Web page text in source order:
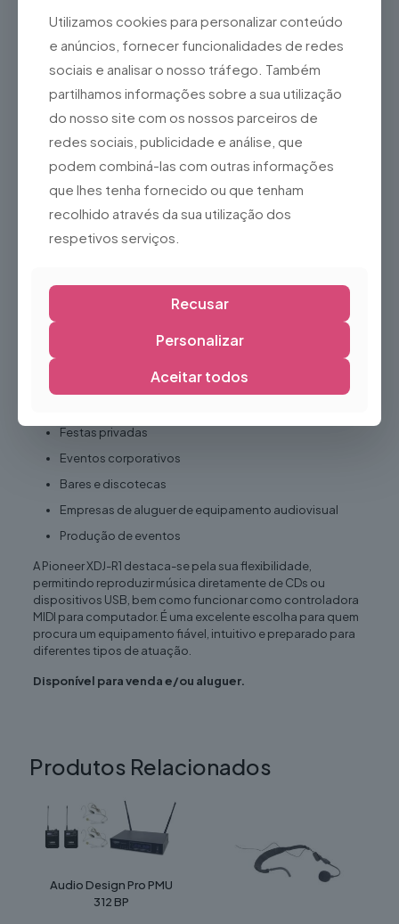
Marca:Pioneer DJ
Modelo:XDJ-R1
Canais: 2
Suportes:CD, CD-R/RW, USB
Formatos de áudio:MP3, AAC, WAV, AIFF
Interface USB:Sim
Controlo MIDI/HID:Sim
Software compatível:rekordbox e software DJ
compatível com MIDI
Saídas:XLR Balanceada, RCA Master e Booth
Ideal para
DJs profissionais
Festas privadas
Eventos corporativos
Bares e discotecas
Empresas de aluguer de equipamento audiovisual
Produção de eventos
A Pioneer XDJ-R1 destaca-se pela sua flexibilidade,
permitindo reproduzir música diretamente de CDs ou
dispositivos USB, bem como funcionar como controladora
MIDI para computador. É uma excelente escolha para quem
procura um equipamento fiável, intuitivo e preparado para
diferentes tipos de atuação.
Disponível para venda e/ou aluguer.
Produtos Relacionados
Audio Design Pro PMU
312 BP
Utilizamos cookies para personalizar conteúdo
e anúncios, fornecer funcionalidades de redes
sociais e analisar o nosso tráfego. Também
partilhamos informações sobre a sua utilização
do nosso site com os nossos parceiros de
redes sociais, publicidade e análise, que
podem combiná-las com outras informações
que lhes tenha fornecido ou que tenham
recolhido através da sua utilização dos
respetivos serviços.
Recusar
Personalizar
Aceitar todos